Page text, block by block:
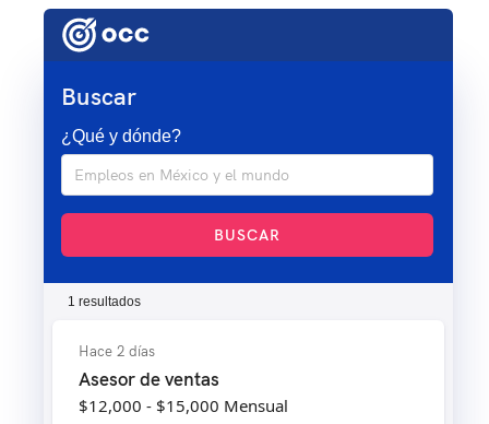
Buscar
¿Qué y dónde?
BUSCAR
1 resultados
Hace 2 días
Asesor de ventas
$12,000 - $15,000 Mensual